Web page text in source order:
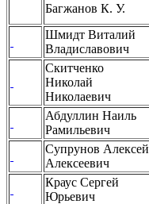
Багжанов К. У.
Шмидт Виталий
Владиславович
Скитченко
Николай
Николаевич
Абдуллин Наиль
Рамильевич
Супрунов Алексей
Алексеевич
Краус Сергей
Юрьевич